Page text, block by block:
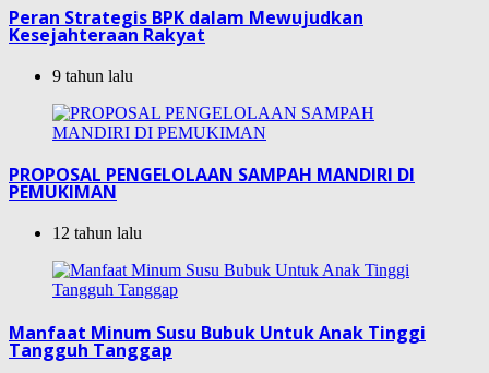
Peran Strategis BPK dalam Mewujudkan
Kesejahteraan Rakyat
9 tahun lalu
PROPOSAL PENGELOLAAN SAMPAH MANDIRI DI
PEMUKIMAN
12 tahun lalu
Manfaat Minum Susu Bubuk Untuk Anak Tinggi
Tangguh Tanggap